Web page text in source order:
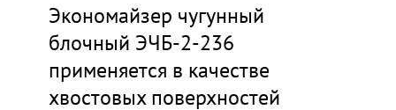
Экономайзер чугунный
блочный ЭЧБ-2-236
применяется в качестве
хвостовых поверхностей